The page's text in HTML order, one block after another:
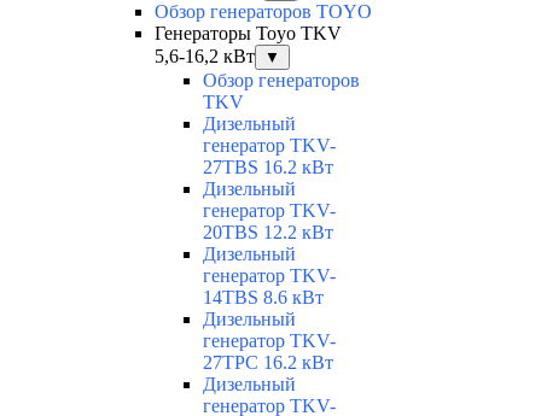
Обзор генераторов TOYO
Генераторы Toyo TKV
5,6-16,2 кВт
▼
Обзор генераторов
TKV
Дизельный
генератор TKV-
27TBS 16.2 кВт
Дизельный
генератор TKV-
20TBS 12.2 кВт
Дизельный
генератор TKV-
14TBS 8.6 кВт
Дизельный
генератор TKV-
27TPC 16.2 кВт
Дизельный
генератор TKV-